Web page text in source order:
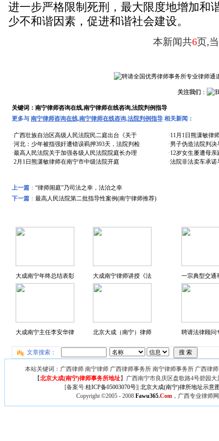
进一步严格限制死刑，最大限度地增加和
少不和谐因素，促进和谐社会建设。
本新闻共6页,
关注我们 ：
关键词：南宁律师咨询在线,南宁律师在线咨询,法院判例指导
更多与 南宁律师咨询在线,南宁律师在线咨询,法院判例指导相关新闻：
·广西壮族自治区高级人民法院民二庭出台《关于 ·11月1日熊潇敏律
·河北：少年被指强奸遭错误羁押393天，法院判检 ·男子伪造法院判
·最高人民法院关于加强各级人民法院院庭长办理 ·12岁女生屡遭母
·2月1日熊潇敏律师在南宁市中级法院开庭 ·法院非法卖车承诺
上一篇： “律师闹庭”乃司法之幸，法治之幸
下一篇： 最高人民法院第二批指导性案例(南宁律师推荐)
大成南宁年终总结表彰 大成南宁律师讲授《法
大成南宁主任李安华律 北京大成（南宁）律师
一宗典型交通
聘请法律顾问
文章搜索：
本站关键词：广西律师 南宁律师 广西律师事务所 南宁律师事务所 广西律
【北京大成(南宁)律师事务所地址】广西南宁市良庆区盘歌路4号碧园
[备案号:桂ICP备05003070号]| 北京大成(南宁)律所地址示意
Copyright ©2005 - 2008 Fawu365.Com，广西专业律师